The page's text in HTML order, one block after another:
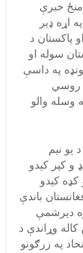
منځ خبرې
اړه ډیر
پاکستان د
سوله او
په داسې
روسي
وسله والو
يو نیم
و کپر کيدو
کډه کيدو
باندې
دیرشمې
وړاندې د
په زرګونو